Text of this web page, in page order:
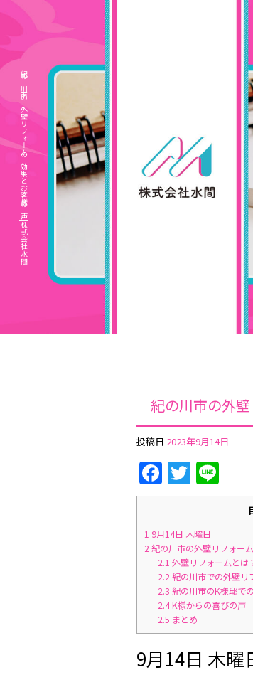
紀の川市の外壁リフォームの効果とお客様の声|株式会社水間
紀の川市の外
投稿日 2023年9月14日
Facebook
Twitter
1 9月14日 木曜日
2紀の川市の外壁リフォー
2.1 外壁リフォームとは
2.2紀の川市での外壁リ
2.3 紀の川市のK様邸で
2.4K様からの喜びの声
2.5 まとめ
9月14日 木曜